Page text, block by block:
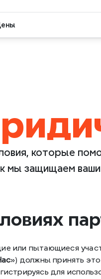
которые
мы защищаем ваши
или пытающиеся
») должны принять
для